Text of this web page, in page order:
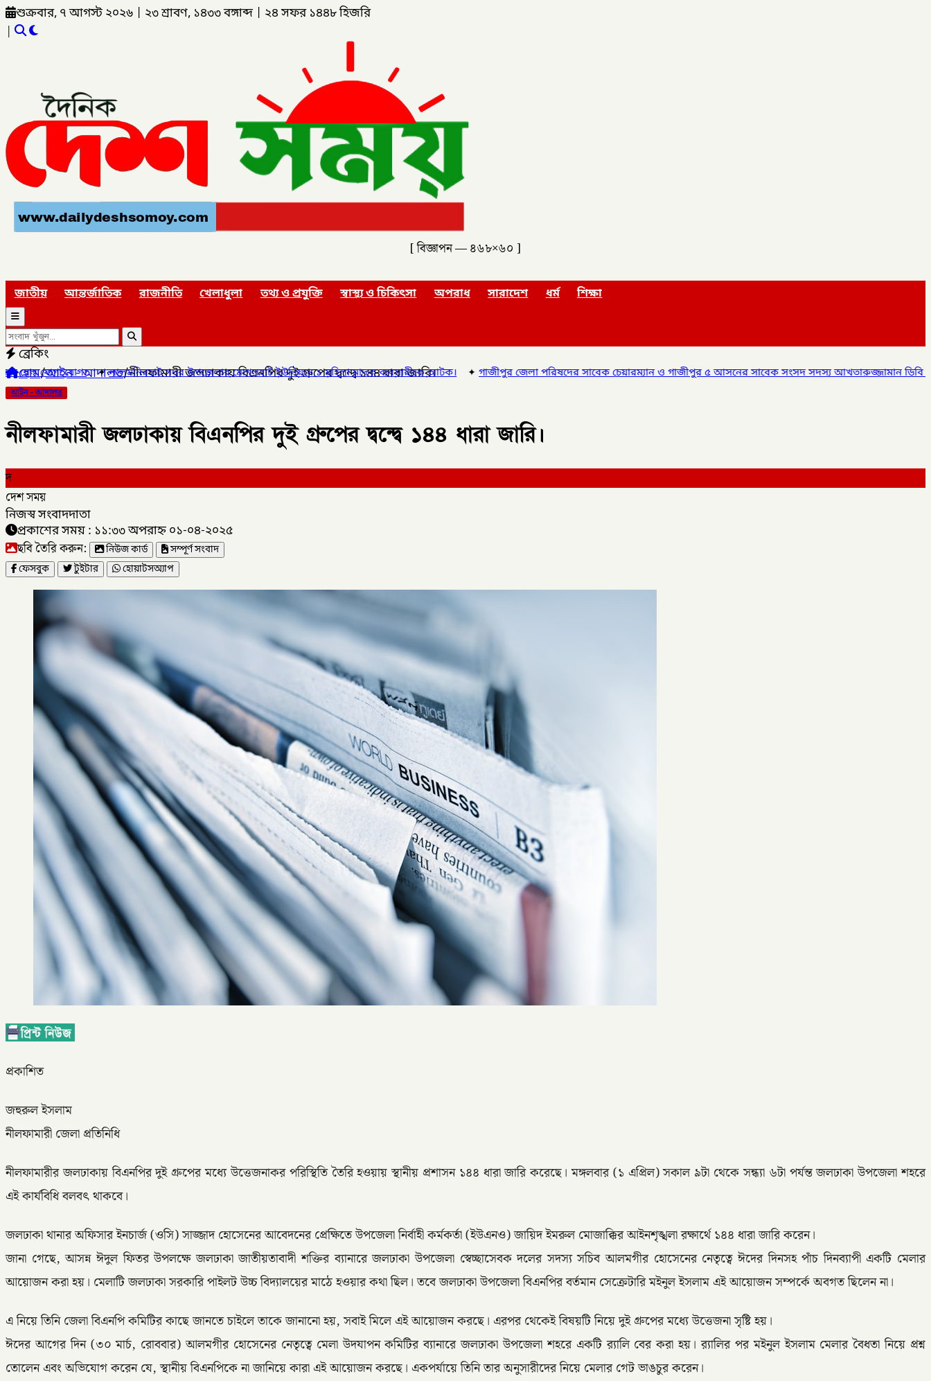
শুক্রবার, ৭ আগস্ট ২০২৬ ২৩ শ্রাবণ, ১৪৩৩ বঙ্গাব্দ ২৪ সফর ১৪৪৮ হিজরি
|
[ বিজ্ঞাপন — ৪৬৮×৬০ ]
জাতীয় আন্তর্জাতিক রাজনীতি খেলাধুলা তথ্য ও প্রযুক্তি স্বাস্থ্য ও চিকিৎসা অপরাধ সারাদেশ ধর্ম শিক্ষা
ব্রেকিং
সদর উপজেলার মোগলহাট ইউনিয়নে ১ মহিলা মাদক ব্যবসায়ীকে আটক।✦গাজীপুর জেলা পরিষদের সাবেক চেয়ারম্যান ও গাজীপুর ৫ আসনের সাবেক সংসদ সদস্য আখতারুজ্জামান ডিবি পুলিশ এর হাতে আটক,✦
হোম/আইন - আদালত/নীলফামারী জলঢাকায় বিএনপির দুই গ্রুপের দ্বন্দ্বে ১৪৪ ধারা জারি।
আইন - আদালত
নীলফামারী জলঢাকায় বিএনপির দুই গ্রুপের দ্বন্দ্বে ১৪৪ ধারা জারি।
দ
দেশ সময়
নিজস্ব সংবাদদাতা
প্রকাশের সময় : ১১:৩৩ অপরাহ্ন ০১-০৪-২০২৫
ছবি তৈরি করুন: নিউজ কার্ড
সম্পূর্ণ সংবাদ
ফেসবুক
টুইটার হোয়াটসঅ্যাপ
প্রকাশিত
জহুরুল ইসলাম
নীলফামারী জেলা প্রতিনিধি
নীলফামারীর জলঢাকায় বিএনপির দুই গ্রুপের মধ্যে উত্তেজনাকর পরিস্থিতি তৈরি হওয়ায় স্থানীয় প্রশাসন ১৪৪ ধারা জারি করেছে। মঙ্গলবার (১ এপ্রিল) সকাল ৯টা থেকে সন্ধ্যা ৬টা পর্যন্ত জলঢাকা উপজেলা শহরে
এই কার্যবিধি বলবৎ থাকবে।
জলঢাকা থানার অফিসার ইনচার্জ (ওসি) সাজ্জাদ হোসেনের আবেদনের প্রেক্ষিতে উপজেলা নির্বাহী কর্মকর্তা (ইউএনও) জায়িদ ইমরুল মোজাক্কির আইনশৃঙ্খলা রক্ষার্থে ১৪৪ ধারা জারি করেন।
জানা গেছে, আসন্ন ঈদুল ফিতর উপলক্ষে জলঢাকা জাতীয়তাবাদী শক্তির ব্যানারে জলঢাকা উপজেলা স্বেচ্ছাসেবক দলের সদস্য সচিব আলমগীর হোসেনের নেতৃত্বে ঈদের দিনসহ পাঁচ দিনব্যাপী একটি মেলার
আয়োজন করা হয়। মেলাটি জলঢাকা সরকারি পাইলট উচ্চ বিদ্যালয়ের মাঠে হওয়ার কথা ছিল। তবে জলঢাকা উপজেলা বিএনপির বর্তমান সেক্রেটারি মইনুল ইসলাম এই আয়োজন সম্পর্কে অবগত ছিলেন না।
এ নিয়ে তিনি জেলা বিএনপি কমিটির কাছে জানতে চাইলে তাকে জানানো হয়, সবাই মিলে এই আয়োজন করছে। এরপর থেকেই বিষয়টি নিয়ে দুই গ্রুপের মধ্যে উত্তেজনা সৃষ্টি হয়।
ঈদের আগের দিন (৩০ মার্চ, রোববার) আলমগীর হোসেনের নেতৃত্বে মেলা উদযাপন কমিটির ব্যানারে জলঢাকা উপজেলা শহরে একটি র‌্যালি বের করা হয়। র‌্যালির পর মইনুল ইসলাম মেলার বৈধতা নিয়ে প্রশ্ন
তোলেন এবং অভিযোগ করেন যে, স্থানীয় বিএনপিকে না জানিয়ে কারা এই আয়োজন করছে। একপর্যায়ে তিনি তার অনুসারীদের নিয়ে মেলার গেট ভাঙচুর করেন।